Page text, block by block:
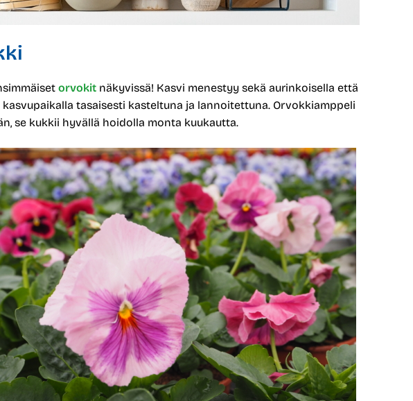
orvokit näkyvissä! Kasvi menestyy sekä aurinkoisella että
tasaisesti kasteltuna ja lannoitettuna. Orvokkiamppeli
se kukkii hyvällä hoidolla monta kuukautta.